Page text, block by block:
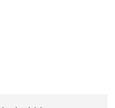
Y PROMOCIONES